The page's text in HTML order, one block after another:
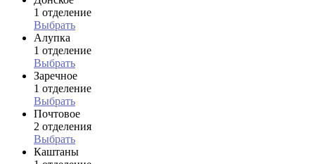
1 отделение
Выбрать
Алупка
1 отделение
Выбрать
Заречное
1 отделение
Выбрать
Почтовое
2 отделения
Выбрать
Каштаны